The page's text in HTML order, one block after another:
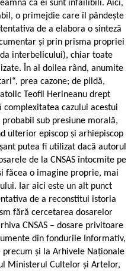
că ei sunt infailibili. Aici,
o primejdie care îl pândește
de a elabora o sinteză
și prin prisma propriei
interbelicului), chiar toate
În al doilea rând, anumite
prea cazone; de pildă,
Teofil Herineanu drept
cazului acestui
sub presiune morală,
ulterior episcop și arhiepiscop
putea fi utilizat dacă autorul
de la CNSAS întocmite pe
făcea o imagine proprie, mai
Iar aici este un alt punct
de a reconstitui istoria
fără cercetarea dosarelor
CNSAS – dosare privitoare
din fondurile Informativ,
precum și la Arhivele Naționale
Ministerul Cultelor și Artelor,